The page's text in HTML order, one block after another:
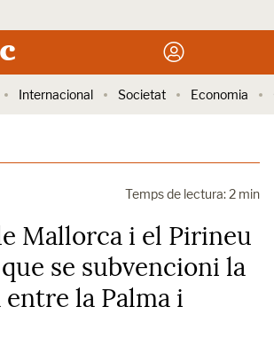
Internacional Societat Economia
Temps de lectura: 2 min
Mallorca i el Pirineu
se subvencioni la
la Palma i